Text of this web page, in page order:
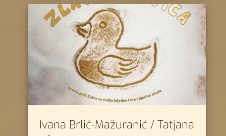
Ivana Brlić-Mažuranić / Tatjana